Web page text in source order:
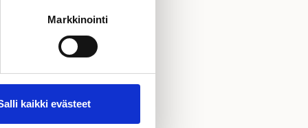
Markkinointi
kaikki evästeet